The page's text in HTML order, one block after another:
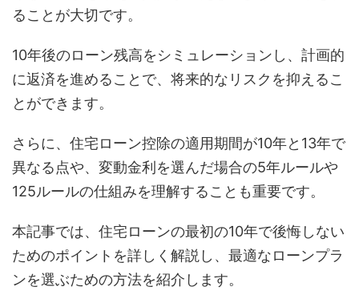
ることが大切です。
10年後のローン残高をシミュレーションし、計画的
に返済を進めることで、将来的なリスクを抑えるこ
とができます。
さらに、住宅ローン控除の適用期間が10年と13年で
異なる点や、変動金利を選んだ場合の5年ルールや
125ルールの仕組みを理解することも重要です。
本記事では、住宅ローンの最初の10年で後悔しない
ためのポイントを詳しく解説し、最適なローンプラ
ンを選ぶための方法を紹介します。